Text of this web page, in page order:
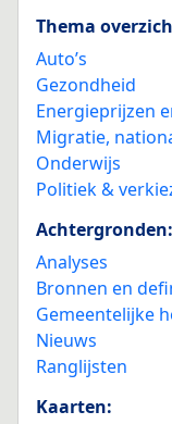
Thema
Auto’s
Gezondheid
Energieprijzen
Migratie,
Onderwijs
Politiek &
Achtergronden:
Analyses
Bronnen en
Gemeentelijke
Nieuws
Ranglijsten
Kaarten: